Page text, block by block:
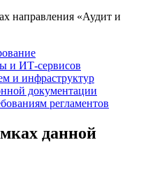
направления «Аудит и
и ИТ-сервисов
и инфраструктур
документации
регламентов
данной